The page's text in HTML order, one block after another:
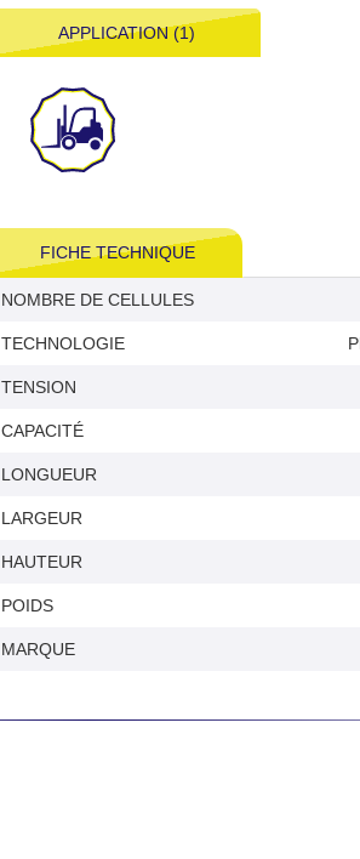
APPLICATION (1)
FICHE TECHNIQUE
NOMBRE DE CELLULES
TECHNOLOGIE
TENSION
CAPACITÉ
LONGUEUR
LARGEUR
HAUTEUR
POIDS
MARQUE